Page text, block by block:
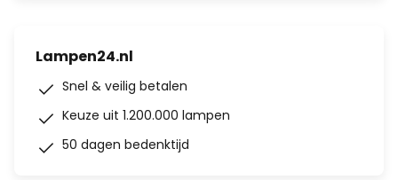
Lampen24.nl
Snel & veilig betalen
Keuze uit 1.200.000 lampen
50 dagen bedenktijd